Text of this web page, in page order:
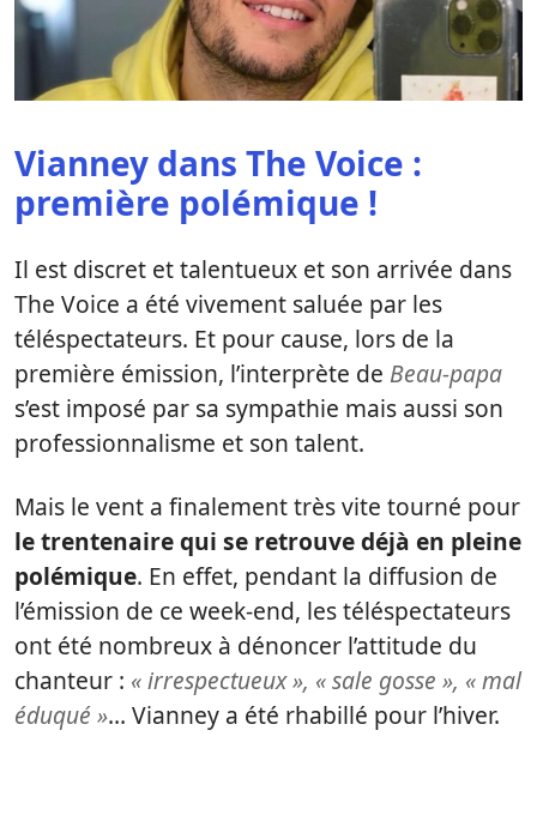
Vianney dans The Voice :
première polémique !
Il est discret et talentueux et son arrivée dans
The Voice a été vivement saluée par les
téléspectateurs. Et pour cause, lors de la
première émission, l’interprète de Beau-papa
s’est imposé par sa sympathie mais aussi son
professionnalisme et son talent.
Mais le vent a finalement très vite tourné pour
le trentenaire qui se retrouve déjà en pleine
polémique. En effet, pendant la diffusion de
l’émission de ce week-end, les téléspectateurs
ont été nombreux à dénoncer l’attitude du
chanteur : « irrespectueux », « sale gosse », « mal
éduqué »… Vianney a été rhabillé pour l’hiver.